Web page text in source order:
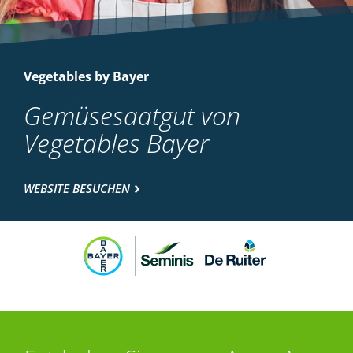
Vegetables by Bayer
Gemüsesaatgut von
Vegetables Bayer
WEBSITE BESUCHEN